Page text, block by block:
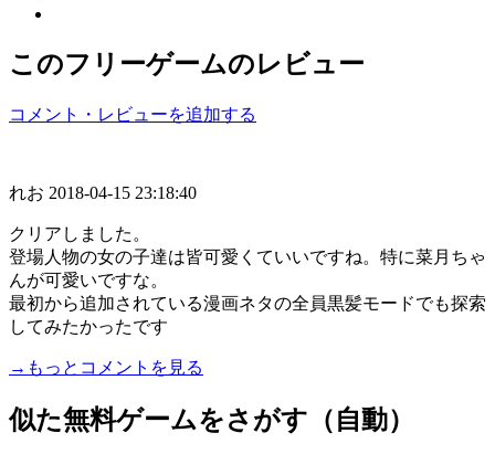
このフリーゲームのレビュー
コメント・レビューを追加する
れお 2018-04-15 23:18:40
クリアしました。
登場人物の女の子達は皆可愛くていいですね。特に菜月ちゃ
んが可愛いですな。
最初から追加されている漫画ネタの全員黒髪モードでも探索
してみたかったです
→もっとコメントを見る
似た無料ゲームをさがす（自動）